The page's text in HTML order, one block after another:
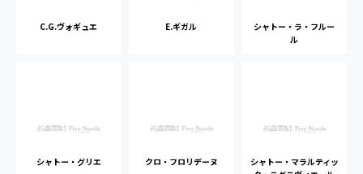
C.G.ヴォギュエ E.ギガル
シャトー・ラ・フルー
ル
シャトー・グリエ クロ・フロリデーヌ
シャトー・マラルティッ